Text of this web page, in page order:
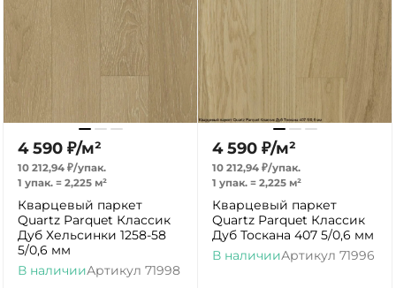
4 590 ₽/м²
10 212,94 ₽/упак.
1 упак. = 2,225 м²
Кварцевый паркет
Quartz Parquet Классик
Дуб Хельсинки 1258-58
5/0,6 мм
В наличииАртикул 71998
4 590 ₽/м²
10 212,94 ₽/упак.
1 упак. = 2,225 м²
Кварцевый паркет
Quartz Parquet Классик
Дуб Тоскана 407 5/0,6 мм
В наличииАртикул 71996